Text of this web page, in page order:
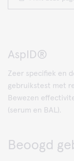
AspID®
Zeer specifiek en
gebruikstest met
Bewezen
(serum en BAL).
Beoogd